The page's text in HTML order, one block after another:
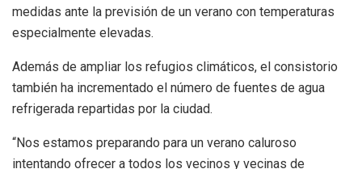
medidas ante la previsión de un verano con temperaturas
especialmente elevadas.
Además de ampliar los refugios climáticos, el consistorio
también ha incrementado el número de fuentes de agua
refrigerada repartidas por la ciudad.
“Nos estamos preparando para un verano caluroso
intentando ofrecer a todos los vecinos y vecinas de